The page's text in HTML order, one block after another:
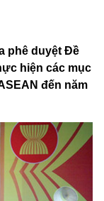
phê duyệt Đề
hiện các mục
đến năm